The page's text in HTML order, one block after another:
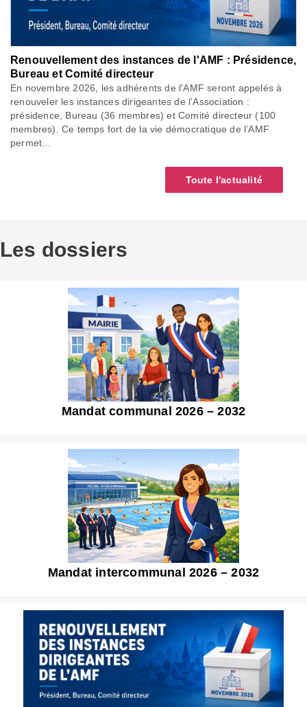
Renouvellement des instances de l'AMF : Présidence,
Bureau et Comité directeur
En novembre 2026, les adhérents de l'AMF seront appelés à
renouveler les instances dirigeantes de l’Association :
présidence, Bureau (36 membres) et Comité directeur (100
membres). Ce temps fort de la vie démocratique de l’AMF
permet...
Toute l'actualité
Les dossiers
Mandat communal 2026 – 2032
Mandat intercommunal 2026 – 2032